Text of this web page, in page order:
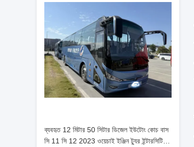
ব্যবহৃত 12 মিটার 50 সিটার ডিজেল ইউটোং কোচ বাস
সি 11 সি 12 2023 ওয়েচাই ইঞ্জিন ট্যুর ইন্টারসিটি